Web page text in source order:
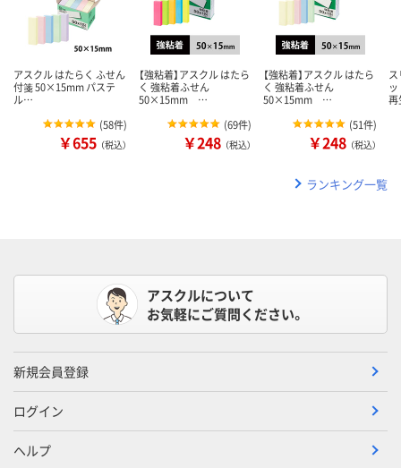
アスクル はたらく ふせん
付箋 50×15mm パステ
ル…
(58件)
￥655 （税込）
【強粘着】アスクル はたら
く 強粘着ふせん
50×15mm …
(69件)
￥248 （税込）
【強粘着】アスクル はたら
く 強粘着ふせん
50×15mm …
(51件)
￥248 （税込）
ランキング一覧
アスクルについて
お気軽にご質問ください。
新規会員登録
ログイン
ヘルプ